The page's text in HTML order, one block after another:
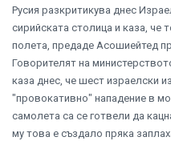
Русия разкритикува днес
сирийската столица и каза, че
полета, предаде Асошиейтед
Говорителят на
каза днес, че шест израелски
"провокативно" нападение в
самолета са се готвели да
му това е създало пряка